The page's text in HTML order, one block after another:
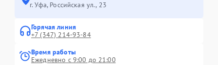
г. Уфа, Российская ул., 23
Горячая линия
+7 (347) 214-93-84
Время работы
Ежедневно с 9:00 до 21:00